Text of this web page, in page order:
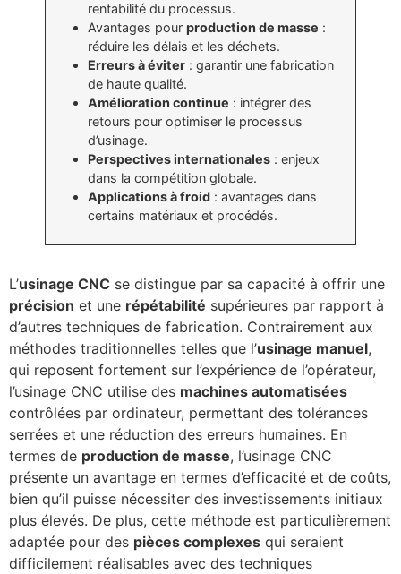
rentabilité du processus.
Avantages pourproduction de masse :
réduire les délais et les déchets.
Erreurs à éviter : garantir une fabrication
de haute qualité.
Amélioration continue : intégrer des
retours pour optimiser le processus
d’usinage.
Perspectives internationales : enjeux
dans la compétition globale.
Applications à froid : avantages dans
certains matériaux et procédés.
L’usinage CNC se distingue par sa capacité à offrir une
précision et une répétabilité supérieures par rapport à
d’autres techniques de fabrication. Contrairement aux
méthodes traditionnelles telles que l’usinage manuel,
qui reposent fortement sur l’expérience de l’opérateur,
l’usinage CNC utilise des machines automatisées
contrôlées par ordinateur, permettant des tolérances
serrées et une réduction des erreurs humaines. En
termes de production de masse, l’usinage CNC
présente un avantage en termes d’efficacité et de coûts,
bien qu’il puisse nécessiter des investissements initiaux
plus élevés. De plus, cette méthode est particulièrement
adaptée pour des pièces complexes qui seraient
difficilement réalisables avec des techniques